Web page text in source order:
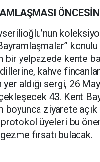
bir yelpazede kente
kahve
aldığı sergi, 26
43. Kent
boyunca ziyarete
üyeleri bu
fırsatı bulacak.